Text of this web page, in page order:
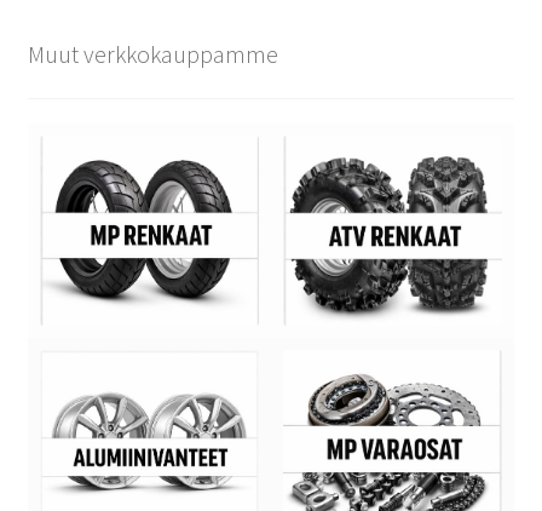
Muut verkkokauppamme